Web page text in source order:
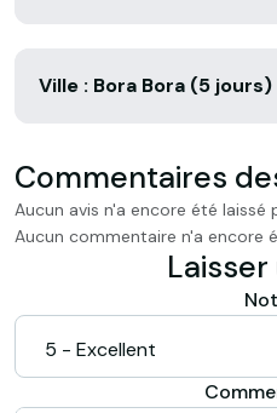
Ville : Bora Bora (5 jours)
Commentaires
Aucun avis n'a encore été laissé
Aucun commentaire n'a encore
Laisser